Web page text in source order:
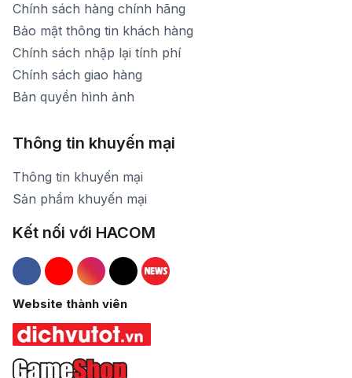
Chính sách hàng chính hãng
Bảo mật thông tin khách hàng
Chính sách nhập lại tính phí
Chính sách giao hàng
Bản quyền hình ảnh
Thông tin khuyến mại
Thông tin khuyến mại
Sản phẩm khuyến mại
Kết nối với HACOM
Hacom Facebook
Hacom YouTube
Hacom Instagram
Hacom TikTok
Website thành viên